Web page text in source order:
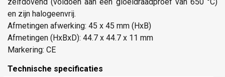
en zijn halogeenvrij.
Afmetingen afwerking: 45 x 45 mm (HxB)
Afmetingen (HxBxD): 44.7 x 44.7 x 11 mm
Markering: CE
Technische specificaties